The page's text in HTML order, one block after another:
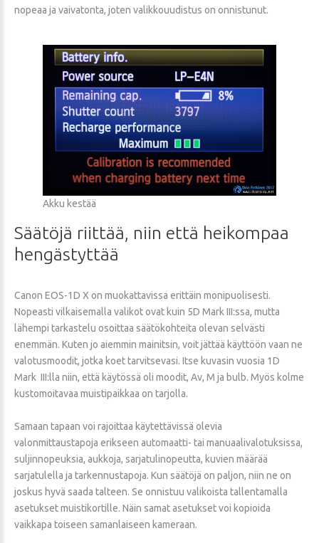
nopeaa ja vaivatonta, joten valikkouudistus on onnistunut.
Akku kestää
Säätöjä riittää, niin että heikompaa
hengästyttää
Canon EOS-1D X on muokattavissa erittäin monipuolisesti.
Nopeasti vilkaisemalla valikot ovat kuin 5D Mark III:ssa, mutta
lähempi tarkastelu osoittaa säätökohteita olevan selvästi
enemmän. Kuten jo aiemmin mainitsin, voit jättää käyttöön vaan ne
valotusmoodit, jotka koet tarvitsevasi. Itse kuvasin vuosia 1D
Mark III:lla niin, että käytössä oli moodit, Av, M ja bulb. Myös kolme
kustomoitavaa muistipaikkaa on tarjolla.
Samaan tapaan voi rajoittaa käytettävissä olevia
valonmittaustapoja erikseen automaatti- tai manuaalivalotuksissa,
suljinnopeuksia, aukkoja, sarjatulinopeutta, kuvien määrää
sarjatulella ja tarkennustapoja. Kun säätöjä on paljon, niin ne on
joskus hyvä saada talteen. Se onnistuu valikoista tallentamalla
asetukset muistikortille. Näin samat asetukset voi kopioida
vaikkapa toiseen samanlaiseen kameraan.